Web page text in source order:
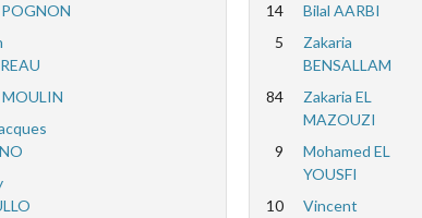
POGNON
14
Bilal AARBI
5
Zakaria
BENSALLAM
84
Zakaria EL
MAZOUZI
9
Mohamed EL
YOUSFI
10
Vincent